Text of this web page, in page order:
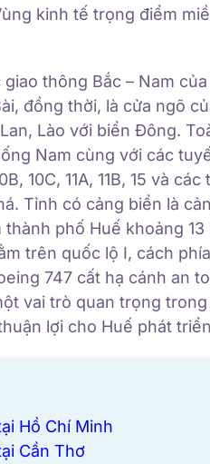
kinh tế trọng điểm
thông Bắc – Nam
đồng thời, là cửa ngõ
Lào với biển Đông.
Nam cùng với các
10C, 11A, 11B, 15 và
Tỉnh có cảng biển là
phố Huế khoảng
trên quốc lộ I, cách
747 cất hạ cánh an
vai trò quan trọng
lợi cho Huế phát
Hồ Chí Minh
Cần Thơ